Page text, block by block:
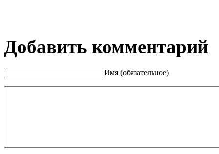
Добавить комментарий
Имя (обязательное)